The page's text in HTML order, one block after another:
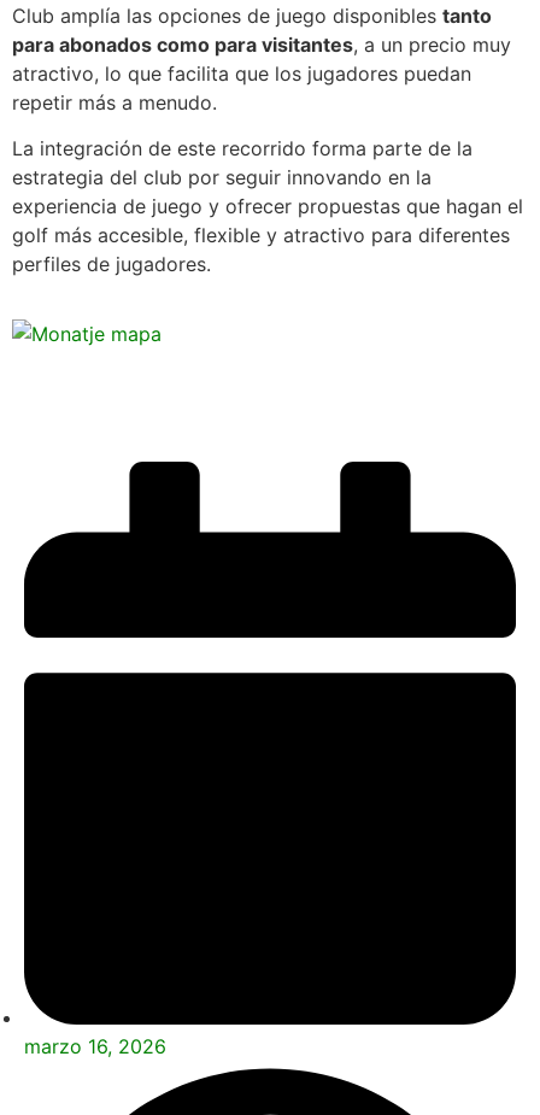
Club amplía las opciones de juego disponibles tanto
para abonados como para visitantes, a un precio muy
atractivo, lo que facilita que los jugadores puedan
repetir más a menudo.
La integración de este recorrido forma parte de la
estrategia del club por seguir innovando en la
experiencia de juego y ofrecer propuestas que hagan el
golf más accesible, flexible y atractivo para diferentes
perfiles de jugadores.
marzo 16, 2026